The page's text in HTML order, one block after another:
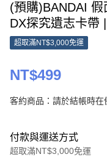
(預購)BANDAI
DX探究遺志卡帶
超取滿NT$3,000免運
NT$499
客約商品：請於結帳時
付款與運送方式
超取滿NT$3,000免運